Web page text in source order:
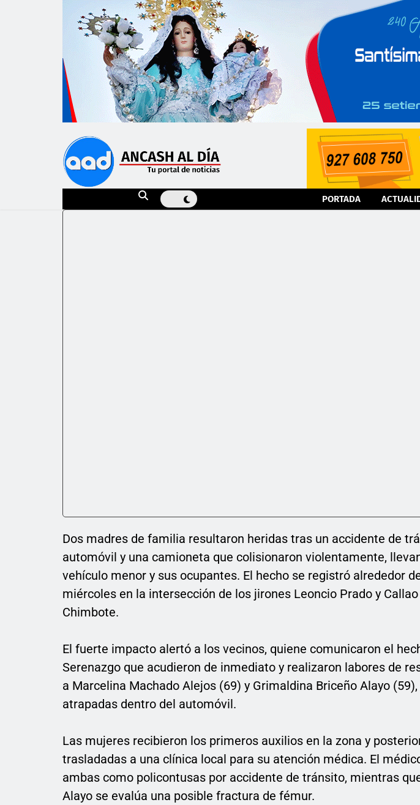
PORTADA
Dos madres de familia resultaron heridas tras un accidente de
automóvil y una camioneta que colisionaron violentamente,
vehículo menor y sus ocupantes. El hecho se registró alrededor
miércoles en la intersección de los jirones Leoncio Prado y
Chimbote.
El fuerte impacto alertó a los vecinos, quiene comunicaron el
Serenazgo que acudieron de inmediato y realizaron labores de
a Marcelina Machado Alejos (69) y Grimaldina Briceño Alayo
atrapadas dentro del automóvil.
Las mujeres recibieron los primeros auxilios en la zona y
trasladadas a una clínica local para su atención médica. El
ambas como policontusas por accidente de tránsito, mientras
Alayo se evalúa una posible fractura de fémur.